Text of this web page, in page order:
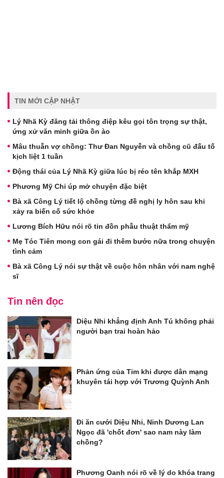
TIN MỚI CẬP NHẬT
Lý Nhã Kỳ đăng tải thông điệp kêu gọi tôn trọng sự thật,
ứng xử văn minh giữa ồn ào
Mâu thuẫn vợ chồng: Thư Đan Nguyễn và chồng cũ đấu tố
kịch liệt 1 tuần
Động thái của Lý Nhã Kỳ giữa lúc bị réo tên khắp MXH
Phương Mỹ Chi úp mở chuyện đặc biệt
Bà xã Công Lý tiết lộ chồng từng đề nghị ly hôn sau khi
xảy ra biến cố sức khỏe
Lương Bích Hữu nói rõ tin đồn phẫu thuật thẩm mỹ
Mẹ Tóc Tiên mong con gái đi thêm bước nữa trong chuyện
tình cảm
Bà xã Công Lý nói sự thật về cuộc hôn nhân với nam nghệ
sĩ
Tin nên đọc
Diệu Nhi khẳng định Anh Tú không phải
người bạn trai hoàn hảo
Phản ứng của Tim khi được dân mạng
khuyên tái hợp với Trương Quỳnh Anh
Đi ăn cưới Diệu Nhi, Ninh Dương Lan
Ngọc đã 'chốt đơn' sao nam này làm
chồng?
Phương Oanh nói rõ về lý do khóa trang